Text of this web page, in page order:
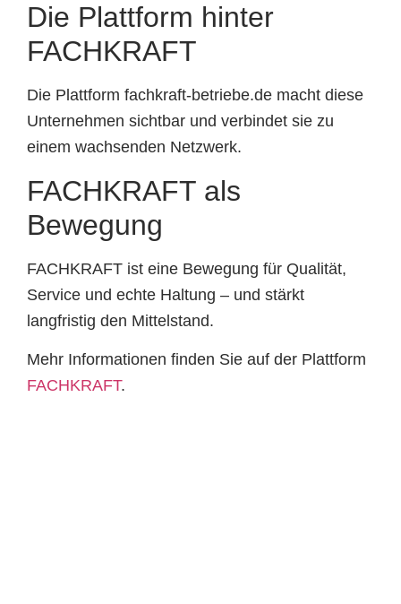
Die Plattform hinter
FACHKRAFT
Die Plattform fachkraft-betriebe.de macht diese
Unternehmen sichtbar und verbindet sie zu
einem wachsenden Netzwerk.
FACHKRAFT als
Bewegung
FACHKRAFT ist eine Bewegung für Qualität,
Service und echte Haltung – und stärkt
langfristig den Mittelstand.
Mehr Informationen finden Sie auf der Plattform
FACHKRAFT.